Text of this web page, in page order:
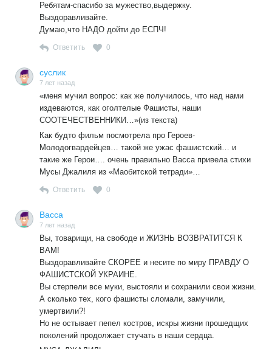
Ребятам-спасибо за мужество,выдержку.
Выздоравливайте.
Думаю,что НАДО дойти до ЕСПЧ!
Ответить 0
суслик
7 лет назад
«меня мучил вопрос: как же получилось, что над нами
издеваются, как оголтелые Фашисты, наши
СООТЕЧЕСТВЕННИКИ…»(из текста)
Как будто фильм посмотрела про Героев-
Молодогвардейцев… такой же ужас фашистский… и
такие же Герои…. очень правильно Васса привела стихи
Мусы Джалиля из «Маобитской тетради»…
Ответить 0
Васса
7 лет назад
Вы, товарищи, на свободе и ЖИЗНЬ ВОЗВРАТИТСЯ К
ВАМ!
Выздоравливайте СКОРЕЕ и несите по миру ПРАВДУ О
ФАШИСТСКОЙ УКРАИНЕ.
Вы стерпели все муки, выстояли и сохранили свои жизни.
А сколько тех, кого фашисты сломали, замучили,
умертвили?!
Но не остывает пепел костров, искры жизни прошедщих
поколений продолжает стучать в наши сердца.